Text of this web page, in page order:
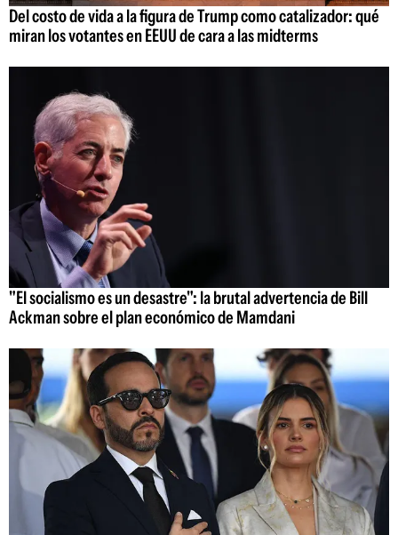
Del costo de vida a la figura de Trump como catalizador: qué
miran los votantes en EEUU de cara a las midterms
"El socialismo es un desastre": la brutal advertencia de Bill
Ackman sobre el plan económico de Mamdani